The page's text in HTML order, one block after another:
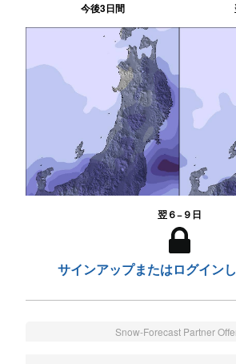
今後3日間
翌６−９日
サインアップまたはログイン
Snow-Forecast Partner